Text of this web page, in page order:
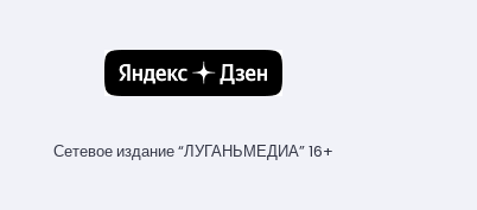
Сетевое издание “ЛУГАНЬМЕДИА” 16+